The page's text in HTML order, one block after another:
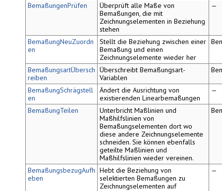
BemaßungenPrüfen
Überprüft alle Maße von
Bemaßungen, die mit
Zeichnungselementen in Beziehung
stehen
—
BemaßungNeuZuordn
en
Stellt die Beziehung zwischen einer
Bemaßung und einen
Zeichnungselemente wieder her
BemaßungsartÜbersch
reiben
Überschreibt Bemaßungsart-
Variablen
BemaßungSchrägstell
en
Ändert die Ausrichtung von
existierenden Linearbemaßungen
—
BemaßungTeilen
Unterbricht Maßlinien und
Maßhilfslinien von
Bemaßungselementen dort wo
diese andere Zeichnungselemente
schneiden. Sie können ebenfalls
geteilte Maßlinien und
Maßhilfslinien wieder vereinen.
BemaßungsbezugAufh
eben
Hebt die Beziehung von
selektierten Bemaßungen zu
Zeichnungselementen auf
—